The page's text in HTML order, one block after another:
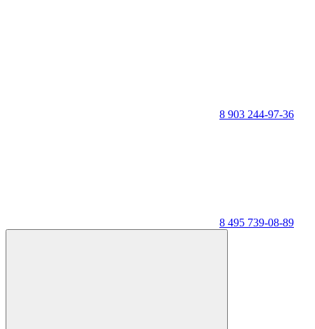
8 903 244-97-36
8 495 739-08-89